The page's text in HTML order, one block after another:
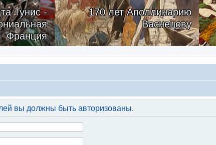
Тунис -
Франция
170 лет Аполлинарию
Васнецову
вы должны быть авторизованы.